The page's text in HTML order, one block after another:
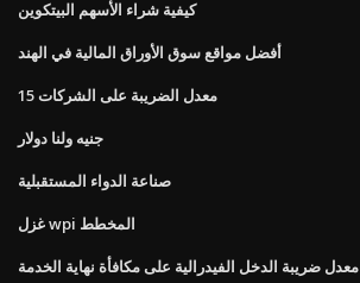
كيفية شراء الأسهم البيتكوين
أفضل مواقع سوق الأوراق المالية في الهند
معدل الضريبة على الشركات 15
جنيه ولنا دولار
صناعة الدواء المستقبلية
غزل wpi المخطط
معدل ضريبة الدخل الفيدرالية على مكافأة نهاية الخدمة